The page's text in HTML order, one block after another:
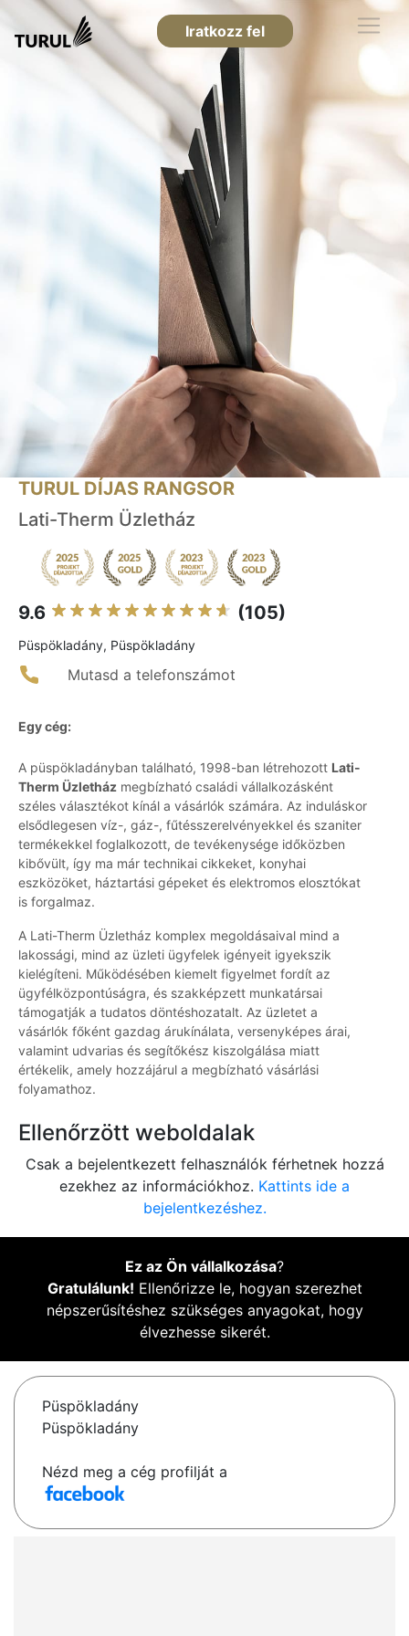
Iratkozz fel
TURUL DÍJAS RANGSOR
Lati-Therm Üzletház
9.6 (105)
Püspökladány, Püspökladány
Mutasd a telefonszámot
Egy cég:
A püspökladányban található, 1998-ban létrehozott Lati-
Therm Üzletház megbízható családi vállalkozásként
széles választékot kínál a vásárlók számára. Az induláskor
elsődlegesen víz-, gáz-, fűtésszerelvényekkel és szaniter
termékekkel foglalkozott, de tevékenysége időközben
kibővült, így ma már technikai cikkeket, konyhai
eszközöket, háztartási gépeket és elektromos elosztókat
is forgalmaz.
A Lati-Therm Üzletház komplex megoldásaival mind a
lakossági, mind az üzleti ügyfelek igényeit igyekszik
kielégíteni. Működésében kiemelt figyelmet fordít az
ügyfélközpontúságra, és szakképzett munkatársai
támogatják a tudatos döntéshozatalt. Az üzletet a
vásárlók főként gazdag árukínálata, versenyképes árai,
valamint udvarias és segítőkész kiszolgálása miatt
értékelik, amely hozzájárul a megbízható vásárlási
folyamathoz.
Ellenőrzött weboldalak
Csak a bejelentkezett felhasználók férhetnek hozzá
ezekhez az információkhoz. Kattints ide a
bejelentkezéshez.
Ez az Ön vállalkozása?
Gratulálunk! Ellenőrizze le, hogyan szerezhet
népszerűsítéshez szükséges anyagokat, hogy
élvezhesse sikerét.
Püspökladány
Püspökladány
Nézd meg a cég profilját a